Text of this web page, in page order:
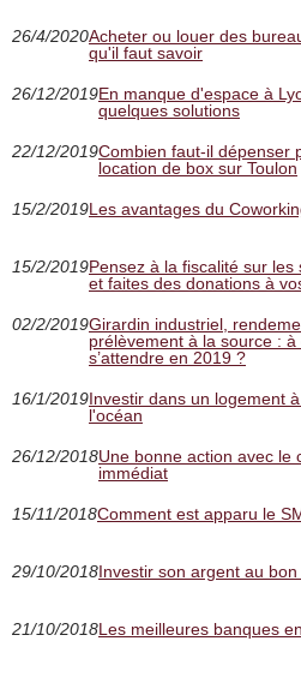
26/4/2020Acheter ou louer des
qu'il faut savoir
26/12/2019En manque d'espace à
quelques solutions
22/12/2019Combien faut-il dépenser
location de box sur Toulon
15/2/2019Les avantages du
15/2/2019Pensez à la fiscalité sur les
et faites des donations à
02/2/2019Girardin industriel,
prélèvement à la source : à
s’attendre en 2019 ?
16/1/2019Investir dans un logement
l'océan
26/12/2018Une bonne action avec le
immédiat
15/11/2018Comment est apparu le
29/10/2018Investir son argent au
21/10/2018Les meilleures banques